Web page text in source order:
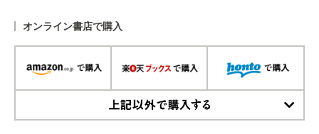
オンライン書店で購入